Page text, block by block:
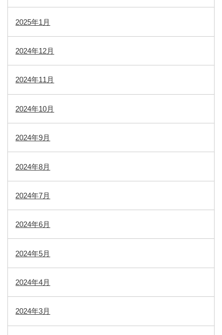
2025年1月
2024年12月
2024年11月
2024年10月
2024年9月
2024年8月
2024年7月
2024年6月
2024年5月
2024年4月
2024年3月